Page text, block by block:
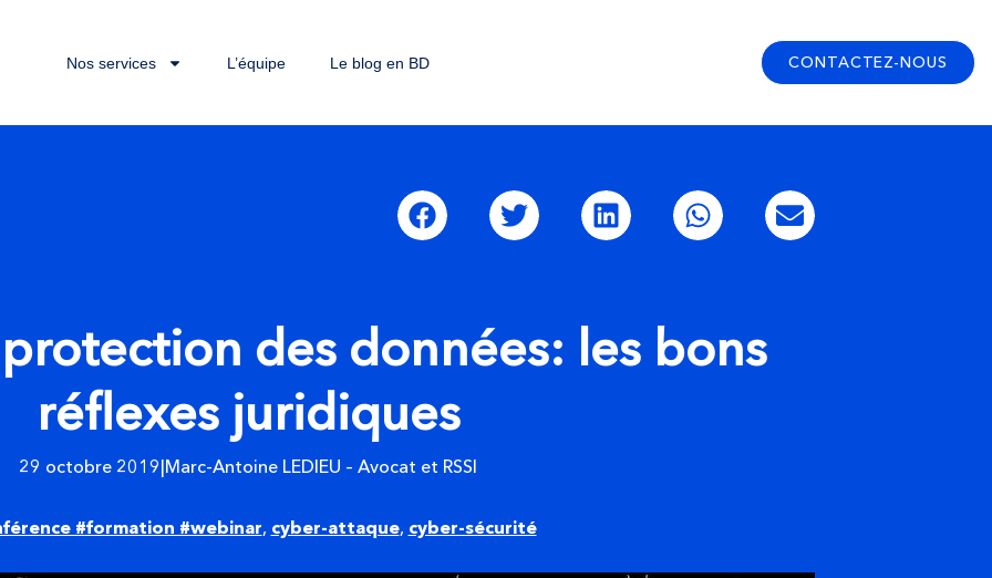
Nos services L’équipe Le blog en BD CONTACTEZ-NOUS
des données: les bons
réflexes juridiques
29 octobre 2019|Marc-Antoine LEDIEU – Avocat et RSSI
#formation #webinar, cyber-attaque, cyber-sécurité